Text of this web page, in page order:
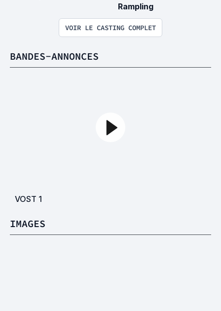
Rampling
VOIR LE CASTING COMPLET
BANDES-ANNONCES
VOST 1
IMAGES